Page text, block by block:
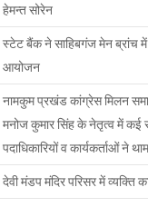
हेमन्त सोरेन
स्टेट बैंक ने साहिबगंज मेन ब्रांच में
आयोजन
नामकुम प्रखंड कांग्रेस मिलन
मनोज कुमार सिंह के नेतृत्व में कई
पदाधिकारियों व कार्यकर्ताओं ने
देवी मंडप मंदिर परिसर में व्यक्ति